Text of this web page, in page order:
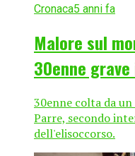
Cronaca5 anni fa
Malore sul
30enne
30enne colta da
Parre, secondo
dell'elisoccorso.